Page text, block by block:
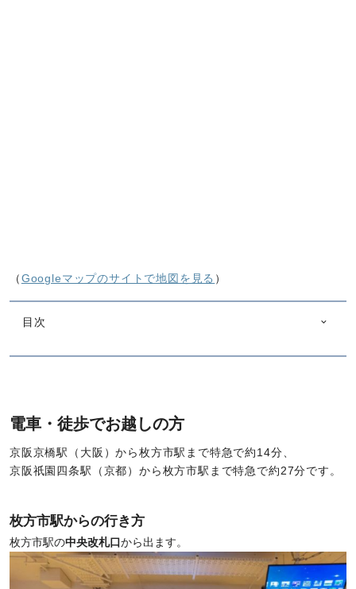
（ Googleマップのサイトで地図を見る ）
目次
電車・徒歩でお越しの方
京阪京橋駅（大阪）から枚方市駅まで特急で約14分、
京阪祇園四条駅（京都）から枚方市駅まで特急で約27分です。
枚方市駅からの行き方
枚方市駅の中央改札口 から出ます。